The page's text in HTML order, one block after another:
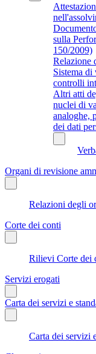
sulla
150/2009)
Relazione
Sistema di
controlli
Altri atti
nuclei di
analoghe,
dei dati
Organi di revisione
Relazioni degli
Corte dei conti
Rilievi Corte dei
Servizi erogati
Carta dei servizi e
Carta dei servizi